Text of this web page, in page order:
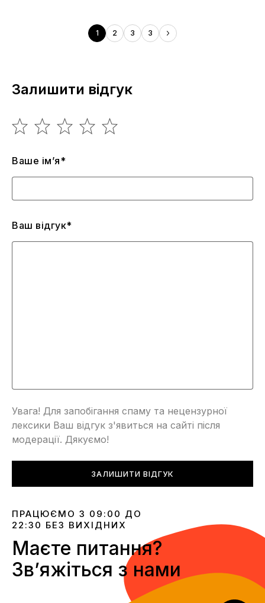
1 2 3 3
Залишити відгук
Ваше ім’я*
Ваш відгук*
Увага! Для запобігання спаму та нецензурної
лексики Ваш відгук з'явиться на сайті після
модерації. Дякуємо!
ЗАЛИШИТИ ВІДГУК
ПРАЦЮЄМО З 09:00 ДО
22:30 БЕЗ ВИХІДНИХ
Маєте питання?
Звʼяжіться з нами